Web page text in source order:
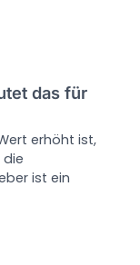
das für
erhöht ist,
die
ist ein